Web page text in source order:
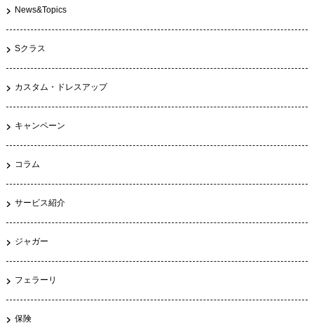
News&Topics
Sクラス
カスタム・ドレスアップ
キャンペーン
コラム
サービス紹介
ジャガー
フェラーリ
保険